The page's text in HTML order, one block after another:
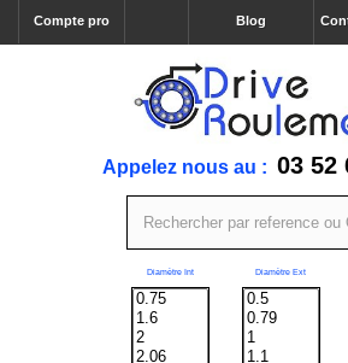
Compte pro Blog
Appelez nous au : 03 52
Diamètre Int Diamètre Ext